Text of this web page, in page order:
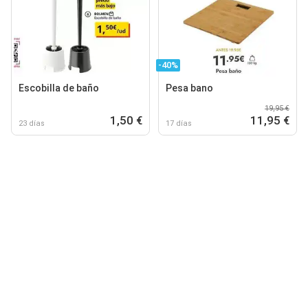
Escobilla de baño
23 días 1,50 €
-40%
Pesa bano
17 días
19,95 €
11,95 €